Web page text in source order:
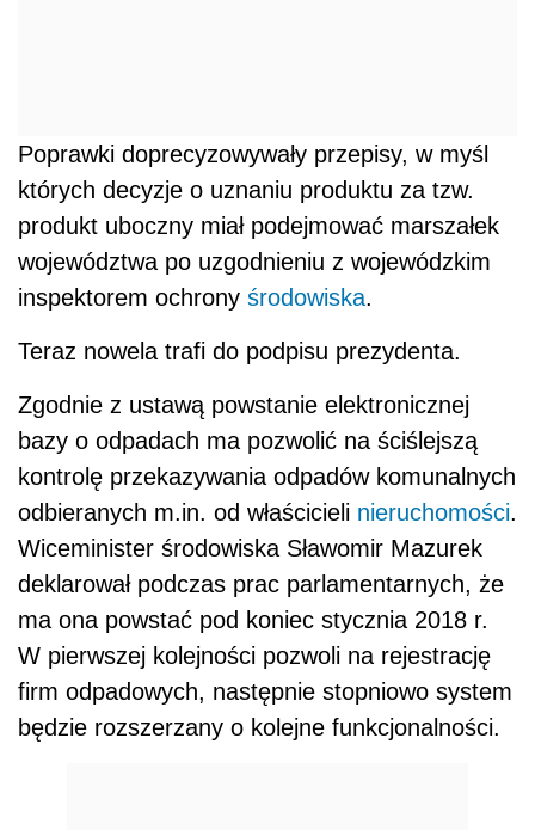
Poprawki doprecyzowywały przepisy, w myśl
których decyzje o uznaniu produktu za tzw.
produkt uboczny miał podejmować marszałek
województwa po uzgodnieniu z wojewódzkim
inspektorem ochrony środowiska.
Teraz nowela trafi do podpisu prezydenta.
Zgodnie z ustawą powstanie elektronicznej
bazy o odpadach ma pozwolić na ściślejszą
kontrolę przekazywania odpadów komunalnych
odbieranych m.in. od właścicieli nieruchomości.
Wiceminister środowiska Sławomir Mazurek
deklarował podczas prac parlamentarnych, że
ma ona powstać pod koniec stycznia 2018 r.
W pierwszej kolejności pozwoli na rejestrację
firm odpadowych, następnie stopniowo system
będzie rozszerzany o kolejne funkcjonalności.